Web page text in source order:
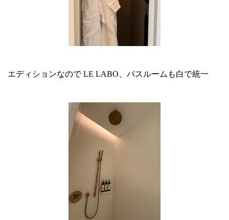
エディションなので LE LABO、バスルームも白で統一